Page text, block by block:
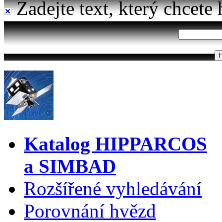
Zadejte text, který chcete
Katalog HIPPARCOS
a SIMBAD
Rozšířené vyhledávání
Porovnání hvězd